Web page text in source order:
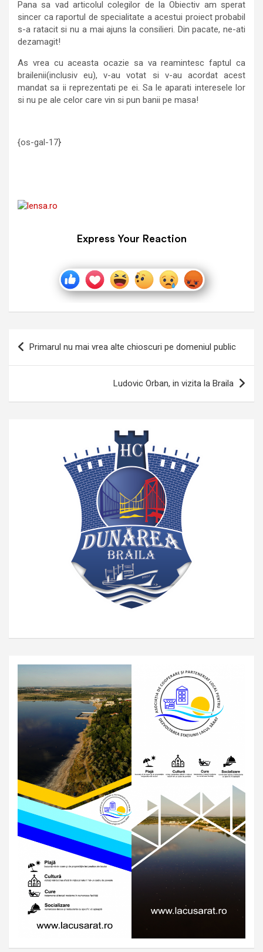
Pana sa vad articolul colegilor de la Obiectiv am sperat
sincer ca raportul de specialitate a acestui proiect probabil
s-a ratacit si nu a mai ajuns la consilieri. Din pacate, ne-ati
dezamagit!
As vrea cu aceasta ocazie sa va reamintesc faptul ca
brailenii(inclusiv eu), v-au votat si v-au acordat acest
mandat sa ii reprezentati pe ei. Sa le aparati interesele lor
si nu pe ale celor care vin si pun banii pe masa!
{os-gal-17}
Express Your Reaction
Navigare
Primarul nu mai vrea alte chioscuri pe domeniul public
Ludovic Orban, in vizita la Braila